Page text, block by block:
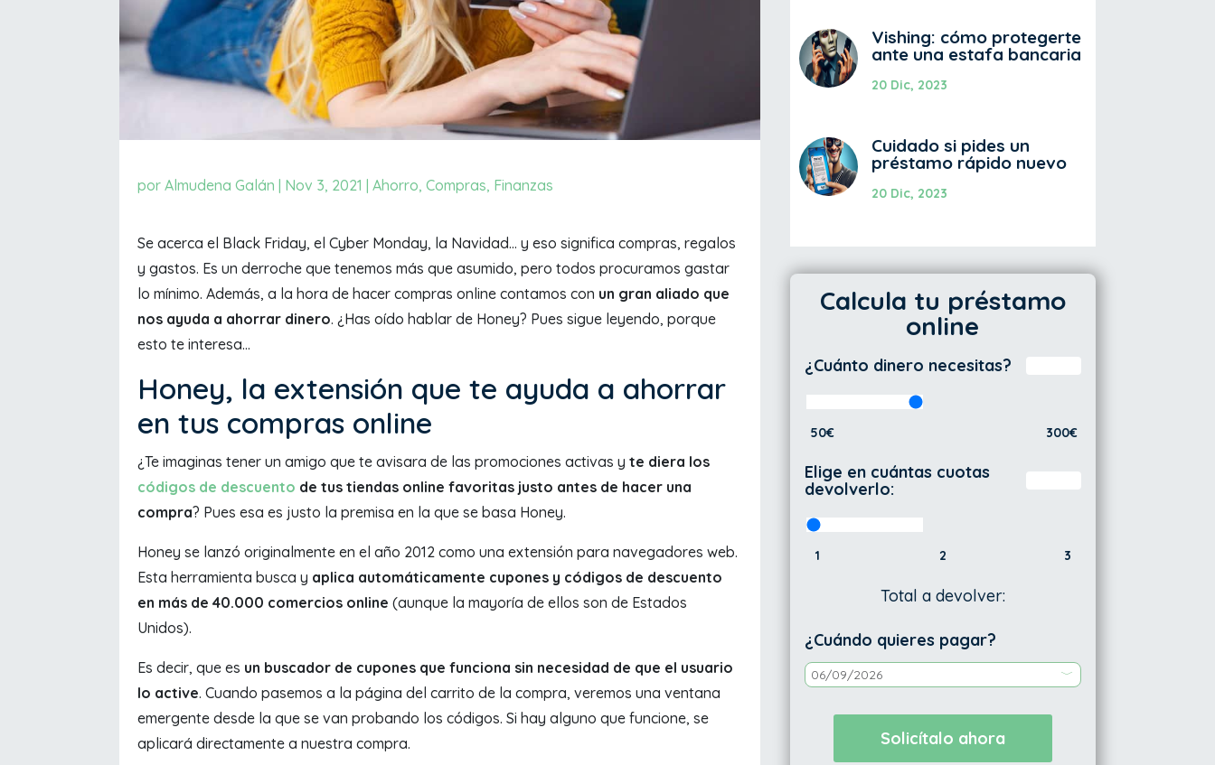
por Almudena Galán Nov 3, 2021 Ahorro, Compras, Finanzas
Se acerca el Black Friday, el Cyber Monday, la Navidad... y eso significa compras, regalos
y gastos. Es un derroche que tenemos más que asumido, pero todos procuramos gastar
lo mínimo. Además, a la hora de hacer compras online contamos con un gran aliado que
nos ayuda a ahorrar dinero. ¿Has oído hablar de Honey? Pues sigue leyendo, porque
esto te interesa...
Honey, la extensión que te ayuda a ahorrar
en tus compras online
¿Te imaginas tener un amigo que te avisara de las promociones activas y te diera los
códigos de descuento de tus tiendas online favoritas justo antes de hacer una
compra? Pues esa es justo la premisa en la que se basa Honey.
Honey se lanzó originalmente en el año 2012 como una extensión para navegadores web.
Esta herramienta busca y aplica automáticamente cupones y códigos de descuento
en más de 40.000 comercios online (aunque la mayoría de ellos son de Estados
Unidos).
Es decir, que es un buscador de cupones que funciona sin necesidad de que el usuario
lo active. Cuando pasemos a la página del carrito de la compra, veremos una ventana
emergente desde la que se van probando los códigos. Si hay alguno que funcione, se
aplicará directamente a nuestra compra.
Vishing: cómo protegerte
ante una estafa bancaria
20 Dic, 2023
Cuidado si pides un
préstamo rápido nuevo
20 Dic, 2023
Calcula tu préstamo
online
¿Cuánto dinero necesitas?
50€ 300€
Elige en cuántas cuotas
devolverlo:
1 2 3
Total a devolver:
¿Cuándo quieres pagar?